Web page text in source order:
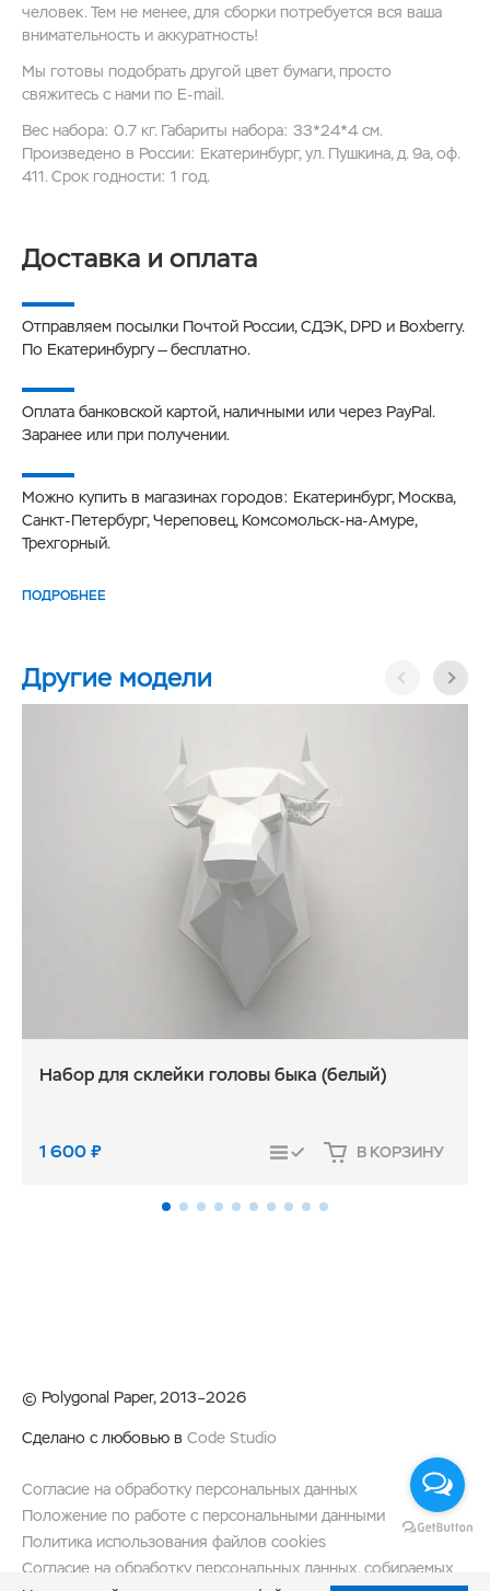
человек. Тем не менее, для сборки потребуется вся ваша
внимательность и аккуратность!
Мы готовы подобрать другой цвет бумаги, просто
свяжитесь с нами по E-mail.
Вес набора: 0.7 кг. Габариты набора: 33*24*4 см.
Произведено в России: Екатеринбург, ул. Пушкина, д. 9а, оф.
411. Срок годности: 1 год.
Доставка и оплата
Отправляем посылки Почтой России, СДЭК, DPD и Boxberry.
По Екатеринбургу — бесплатно.
Оплата банковской картой, наличными или через PayPal.
Заранее или при получении.
Можно купить в магазинах городов: Екатеринбург, Москва,
Санкт-Петербург, Череповец, Комсомольск-на-Амуре,
Трехгорный.
ПОДРОБНЕЕ
Другие модели
Набор для склейки головы быка (белый)
1 600₽ СРАВНИТЬ В КОРЗИНУ
© Polygonal Paper, 2013–2026
Сделано с любовью в Code Studio
Согласие на обработку персональных данных
Положение по работе с персональными данными
Политика использования файлов cookies
Согласие на обработку персональных данных, собираемых